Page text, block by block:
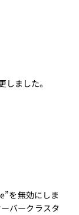
ました。
を無効にしま
バークラスタ